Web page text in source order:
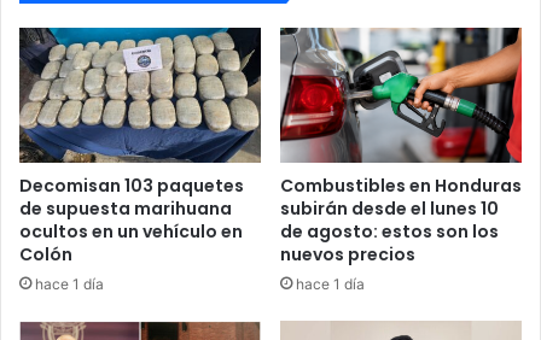
Decomisan 103 paquetes
de supuesta marihuana
ocultos en un vehículo en
Colón
hace 1 día
Combustibles en Honduras
subirán desde el lunes 10
de agosto: estos son los
nuevos precios
hace 1 día